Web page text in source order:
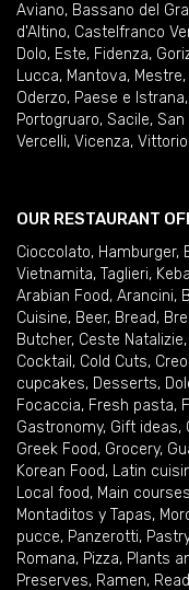
Aviano, Bassano del
d'Altino, Castelfranco
Dolo, Este, Fidenza,
Lucca, Mantova, Mestre,
Oderzo, Paese e Istrana,
Portogruaro, Sacile, San
Vercelli, Vicenza,
OUR RESTAURANT
Cioccolato, Hamburger,
Vietnamita, Taglieri,
Arabian Food, Arancini,
Cuisine, Beer, Bread,
Butcher, Ceste Natalizie,
Cocktail , Cold Cuts,
cupcakes, Desserts,
Focaccia, Fresh pasta,
Gastronomy, Gift ideas,
Greek Food, Grocery,
Korean Food, Latin
Local food, Main courses
Montaditos y Tapas,
pucce, Panzerotti, Pastry
Romana, Pizza, Plants
Preserves, Ramen,